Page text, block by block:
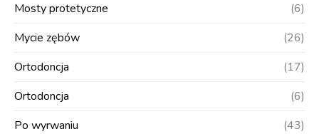
Mosty protetyczne
(6)
Mycie zębów
(26)
Ortodoncja
(17)
Ortodoncja
(6)
Po wyrwaniu
(43)